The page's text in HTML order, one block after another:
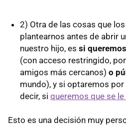
2) Otra de las cosas que
plantearnos antes de abrir
nuestro hijo, es si
(con acceso restringido,
amigos más cercanos) o
mundo), y si optaremos
decir, si queremos que se le
Esto es una decisión muy